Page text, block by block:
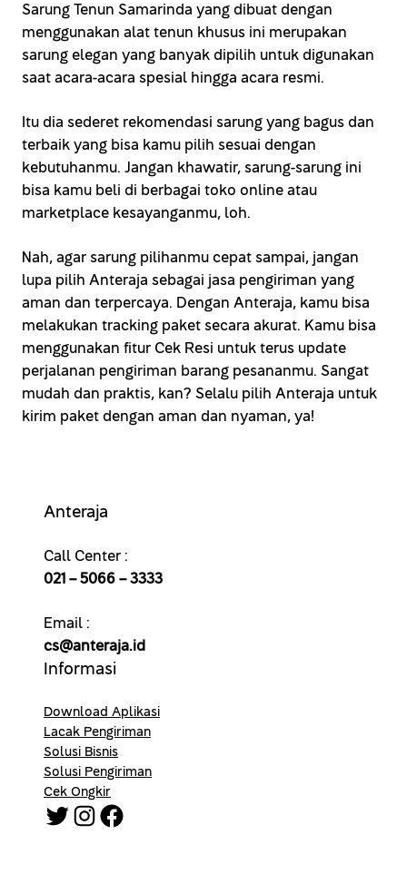
Sarung Tenun Samarinda yang dibuat dengan
menggunakan alat tenun khusus ini merupakan
sarung elegan yang banyak dipilih untuk digunakan
saat acara-acara spesial hingga acara resmi.
Itu dia sederet rekomendasi sarung yang bagus dan
terbaik yang bisa kamu pilih sesuai dengan
kebutuhanmu. Jangan khawatir, sarung-sarung ini
bisa kamu beli di berbagai toko online atau
marketplace kesayanganmu, loh.
Nah, agar sarung pilihanmu cepat sampai, jangan
lupa pilih Anteraja sebagai jasa pengiriman yang
aman dan terpercaya. Dengan Anteraja, kamu bisa
melakukan tracking paket secara akurat. Kamu bisa
menggunakan fitur Cek Resi untuk terus update
perjalanan pengiriman barang pesananmu. Sangat
mudah dan praktis, kan? Selalu pilih Anteraja untuk
kirim paket dengan aman dan nyaman, ya!
Anteraja
Call Center :
021 – 5066 – 3333
Email :
cs@anteraja.id
Informasi
Download Aplikasi
Lacak Pengiriman
Solusi Bisnis
Solusi Pengiriman
Cek Ongkir
Twitter Instagram Facebook